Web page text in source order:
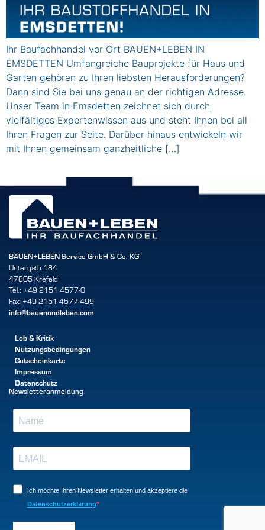
Ihr Baufachhandel vor Ort BAUEN+LEBEN IN
EMSDETTEN Umfangreiche Bauprojekte für Haus und
Garten gehören zu Ihren liebsten Herausforderungen?
Dann sind Sie bei uns genau an der richtigen Adresse.
Unser Team in Emsdetten zeichnet sich durch
vielfältiges Expertenwissen aus und steht Ihnen bei all
Ihren Fragen zur Seite. Darüber hinaus entwickeln wir
mit Ihnen gemeinsam ganzheitliche […]
BAUEN+LEBEN Service GmbH & Co. KG
Untergath 184
47805 Krefeld
Tel.: +49 2151 4577-0
Fax: +49 2151 4577-499
info@bauenundleben.com
Lob & Kritik
Nutzungsbedingungen
Gutscheinkarte
Impressum
Datenschutz
Newsletteranmeldung
Ich möchte Ihren Newsletter erhalten und akzeptiere die
Datenschutzerklärung